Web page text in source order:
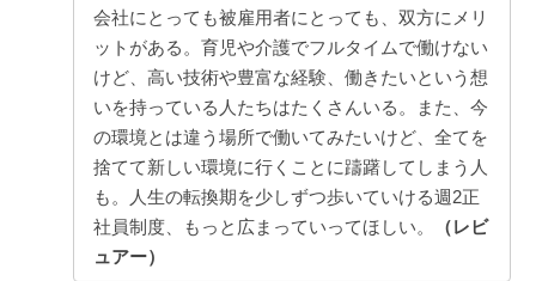
会社にとっても被雇用者にとっても、双方にメリ
ットがある。育児や介護でフルタイムで働けない
けど、高い技術や豊富な経験、働きたいという想
いを持っている人たちはたくさんいる。また、今
の環境とは違う場所で働いてみたいけど、全てを
捨てて新しい環境に行くことに躊躇してしまう人
も。人生の転換期を少しずつ歩いていける週2正
社員制度、もっと広まっていってほしい。
（レビ
ュアー）